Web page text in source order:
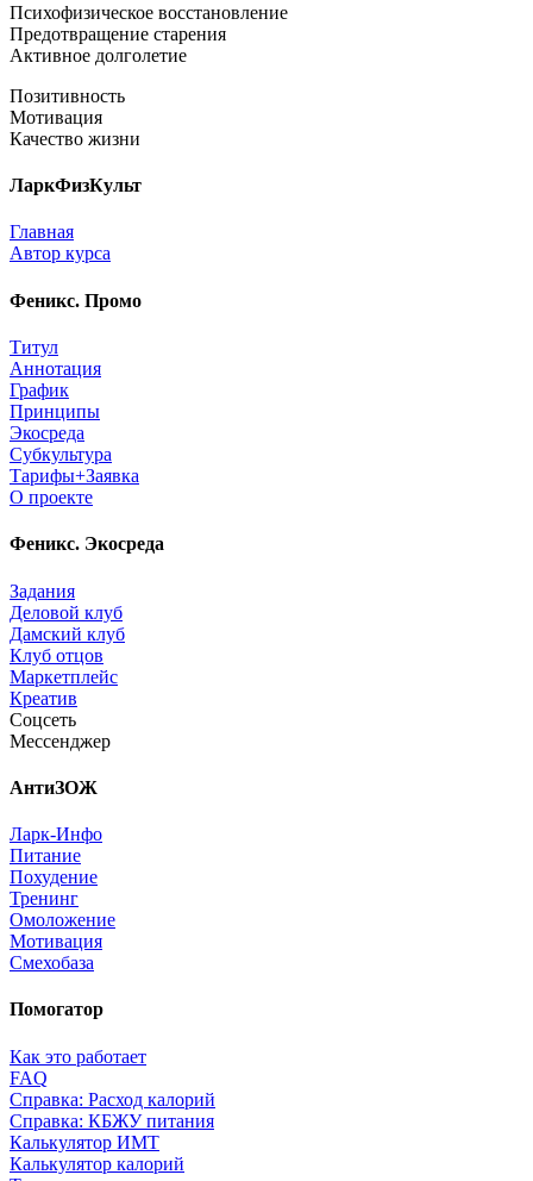
Психофизическое восстановление
Предотвращение старения
Активное долголетие
Позитивность
Мотивация
Качество жизни
ЛаркФизКульт
Главная
Автор курса
Феникс. Промо
Титул
Аннотация
График
Принципы
Экосреда
Субкультура
Тарифы+Заявка
О проекте
Феникс. Экосреда
Задания
Деловой клуб
Дамский клуб
Клуб отцов
Маркетплейс
Креатив
Соцсеть
Мессенджер
АнтиЗОЖ
Ларк-Инфо
Питание
Похудение
Тренинг
Омоложение
Мотивация
Смехобаза
Помогатор
Как это работает
FAQ
Справка: Расход калорий
Справка: КБЖУ питания
Калькулятор ИМТ
Калькулятор калорий